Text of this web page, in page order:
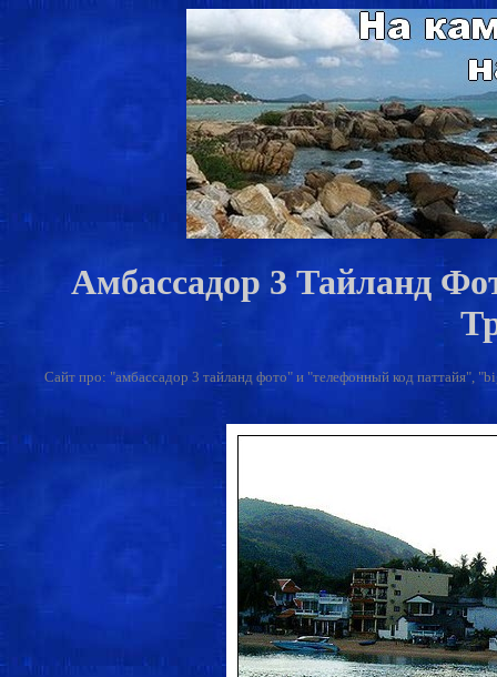
Амбассадор 3 Тайланд
Сайт про: "амбассадор 3 тайланд фото" и "телефонный код паттайя",